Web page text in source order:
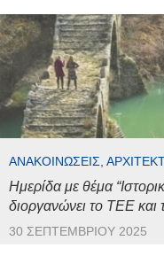
ΑΝΑΚΟΙΝΏΣΕΙΣ,
Ημερίδα με θέμα
διοργανώνει το ΤΕΕ και
30 ΣΕΠΤΕΜΒΡΊΟΥ 2025